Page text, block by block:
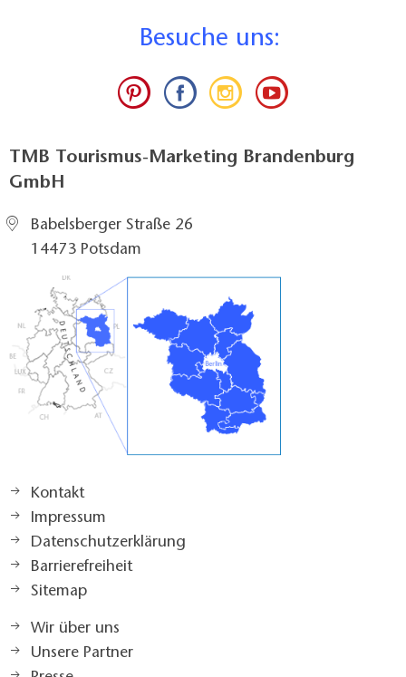
Besuche uns:
TMB Tourismus-Marketing Brandenburg
GmbH
Babelsberger Straße 26
14473 Potsdam
Kontakt
Impressum
Datenschutzerklärung
Barrierefreiheit
Sitemap
Wir über uns
Unsere Partner